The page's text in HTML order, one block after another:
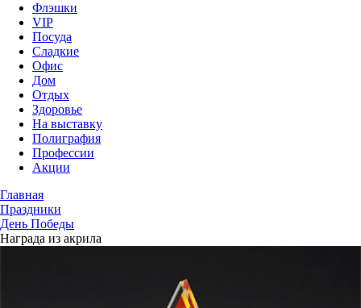
Флэшки
VIP
Посуда
Сладкие
Офис
Дом
Отдых
Здоровье
На выставку
Полиграфия
Профессии
Акции
Главная
Праздники
День Победы
Награда из акрила